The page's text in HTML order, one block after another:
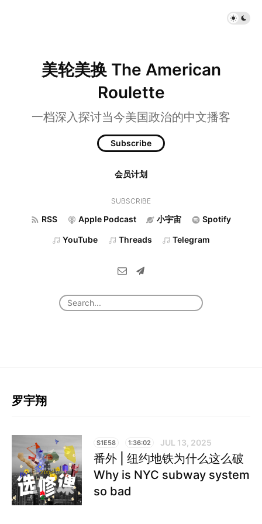
美轮美换 The American
Roulette
一档深入探讨当今美国政治的中文播客
Subscribe
会员计划
SUBSCRIBE
RSS Apple Podcast 小宇宙 Spotify
YouTube Threads Telegram
罗宇翔
S1E58 1:36:02 JUL 13, 2025
番外 | 纽约地铁为什么这么破
Why is NYC subway system
so bad